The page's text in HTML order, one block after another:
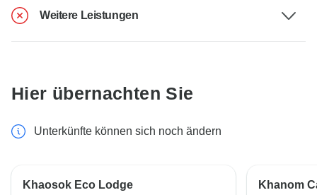
Weitere Leistungen
Hier übernachten Sie
Unterkünfte können sich noch ändern
Khaosok Eco Lodge Khanom